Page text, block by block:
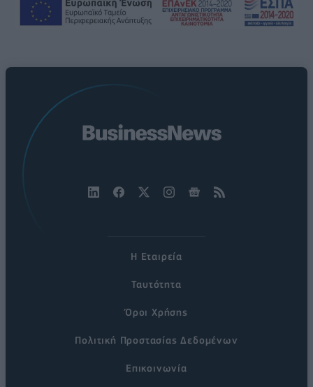
Η Εταιρεία
Ταυτότητα
Όροι Χρήσης
Πολιτική Προστασίας Δεδομένων
Επικοινωνία